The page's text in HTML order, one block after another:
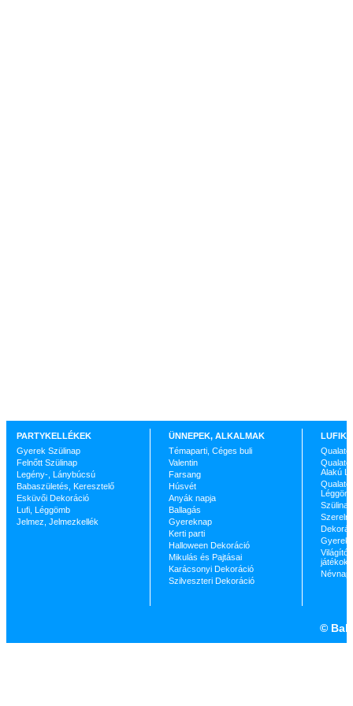
PARTYKELLÉKEK
Gyerek Szülinap
Felnőtt Szülinap
Legény-, Lánybúcsú
Babaszületés, Keresztelő
Esküvői Dekoráció
Lufi, Léggömb
Jelmez, Jelmezkellék
ÜNNEPEK, ALKALMAK
Témaparti, Céges buli
Valentin
Farsang
Húsvét
Anyák napja
Ballagás
Gyereknap
Kerti parti
Halloween Dekoráció
Mikulás és Pajtásai
Karácsonyi Dekoráció
Szilveszteri Dekoráció
LUFIK
Alakú
Világító
játékok
Névnap
©